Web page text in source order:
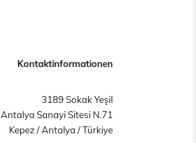
Kontaktinformationen
3189 Sokak Yeşil
Antalya Sanayi Sitesi N.71
Kepez / Antalya / Türkiye